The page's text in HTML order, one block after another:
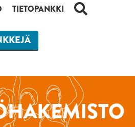
TIETOPANKKI HAKU